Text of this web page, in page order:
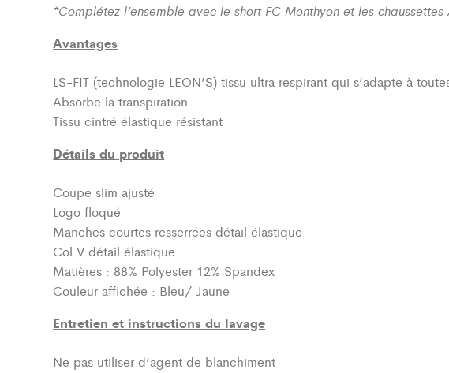
*Complétez l’ensemble avec le short FC Monthyon et les
Avantages
LS-FIT (technologie LEON’S)tissu ultra respirant qui s’adapte à
Absorbe la transpiration
Tissu cintré élastique résistant
Détails du produit
Coupe slim ajusté
Logo floqué
Manches courtes resserrées détail élastique
Col V détail élastique
Matières : 88% Polyester 12% Spandex
Couleur affichée : Bleu/ Jaune
Entretien et instructions du lavage
Ne pas utiliser d’agent de blanchiment